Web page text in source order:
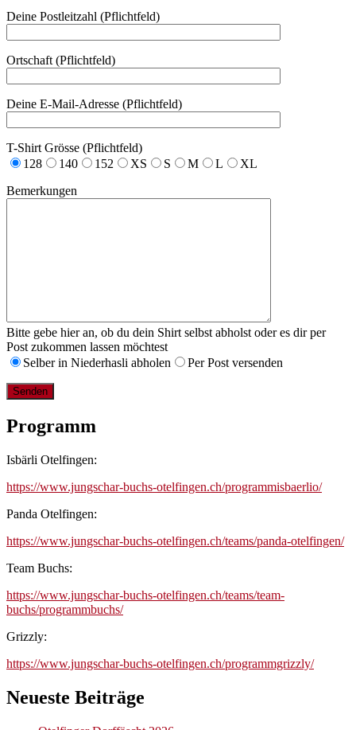
Deine Postleitzahl (Pflichtfeld)
Ortschaft (Pflichtfeld)
Deine E-Mail-Adresse (Pflichtfeld)
T-Shirt Grösse (Pflichtfeld)
128
140 152 XS S M L
XL
Bemerkungen
Bitte gebe hier an, ob du dein Shirt selbst abholst oder es dir per
Post zukommen lassen möchtest
Selber in Niederhasli abholen
Per Post versenden
Programm
Isbärli Otelfingen:
https://www.jungschar-buchs-otelfingen.ch/programmisbaerlio/
Panda Otelfingen:
https://www.jungschar-buchs-otelfingen.ch/teams/panda-otelfingen/
Team Buchs:
https://www.jungschar-buchs-otelfingen.ch/teams/team-
buchs/programmbuchs/
Grizzly:
https://www.jungschar-buchs-otelfingen.ch/programmgrizzly/
Neueste Beiträge